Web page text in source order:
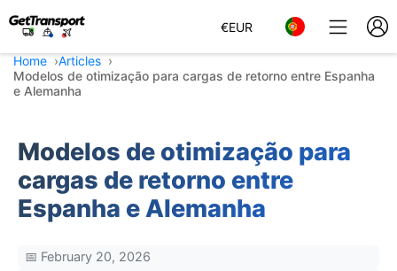
€EUR
Home
Articles
Modelos de otimização para cargas de retorno entre Espanha
e Alemanha
Modelos de otimização para
cargas de retorno entre
Espanha e Alemanha
📅 February 20, 2026